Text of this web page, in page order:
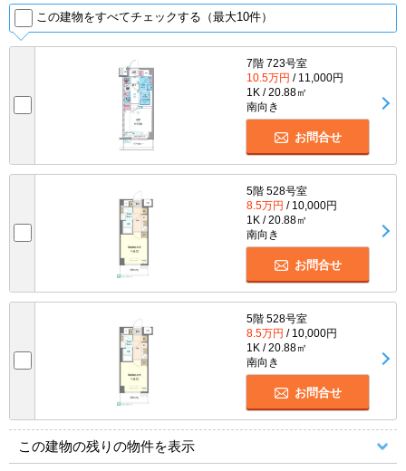
この建物をすべてチェックする（最大10件）
7階 723号室
10.5万円 / 11,000円
1K / 20.88㎡
南向き
お問合せ
5階 528号室
8.5万円 / 10,000円
1K / 20.88㎡
南向き
お問合せ
5階 528号室
8.5万円 / 10,000円
1K / 20.88㎡
南向き
お問合せ
この建物の残りの物件を表示